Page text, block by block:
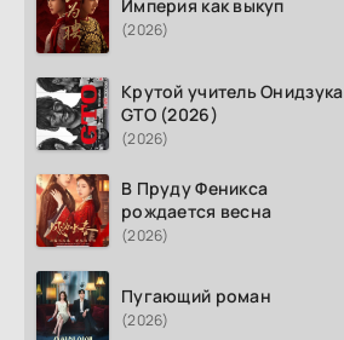
Империя как выкуп
(2026)
Крутой учитель Онидзука
GTO (2026)
(2026)
В Пруду Феникса
рождается весна
(2026)
Пугающий роман
(2026)